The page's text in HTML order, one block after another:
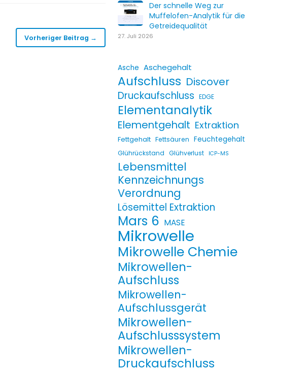
Der schnelle Weg zur
Muffelofen-Analytik für die
Getreidequalität
27. Juli 2026
Asche Aschegehalt
Aufschluss Discover
Druckaufschluss EDGE
Elementanalytik
Elementgehalt Extraktion
Fettgehalt Fettsäuren Feuchtegehalt
Glührückstand Glühverlust ICP-MS
Lebensmittel
Kennzeichnungs
Verordnung
Lösemittel Extraktion
Mars 6 MASE
Mikrowelle
Mikrowelle Chemie
Mikrowellen-
Aufschluss
Mikrowellen-
Aufschlussgerät
Mikrowellen-
Aufschlusssystem
Mikrowellen-
Druckaufschluss
Vorheriger Beitrag →